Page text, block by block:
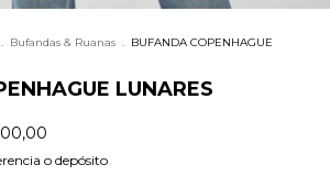
. Bufandas & Ruanas . BUFANDA COPENHAGUE
LUNARES
o depósito